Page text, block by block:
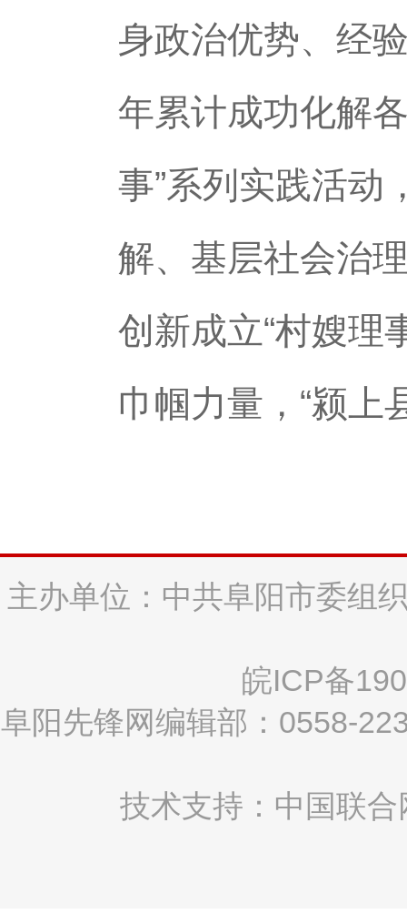
身政治优势、经
年累计成功化解
事”系列实践活动
解、基层社会治
创新成立“村嫂理
巾帼力量，“颍上
主办单位：中共阜阳市委组
皖ICP备
阜阳先锋网编辑部：0558-
技术支持：中国联